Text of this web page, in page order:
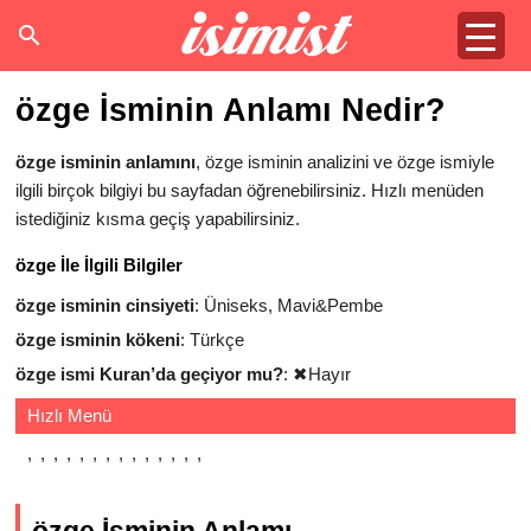
özge İsminin Anlamı Nedir?
özge isminin anlamını, özge isminin analizini ve özge ismiyle
ilgili birçok bilgiyi bu sayfadan öğrenebilirsiniz. Hızlı menüden
istediğiniz kısma geçiş yapabilirsiniz.
özge İle İlgili Bilgiler
özge isminin cinsiyeti: Üniseks, Mavi&Pembe
özge isminin kökeni: Türkçe
özge ismi Kuran’da geçiyor mu?: ✖Hayır
Hızlı Menü